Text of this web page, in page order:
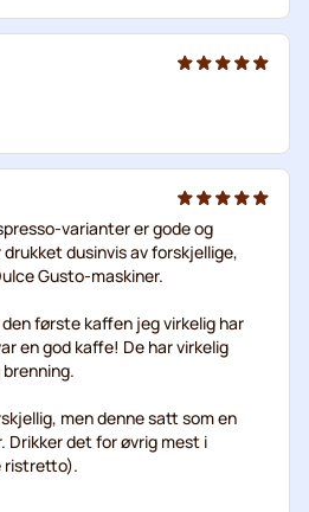
varianter er gode og
dusinvis av forskjellige,
Gusto-maskiner.
første kaffen jeg virkelig har
en god kaffe! De har virkelig
men denne satt som en
Drikker det for øvrig mest i
ristretto).